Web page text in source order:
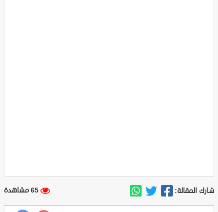
شارك المقالة: 65 مشاهدة